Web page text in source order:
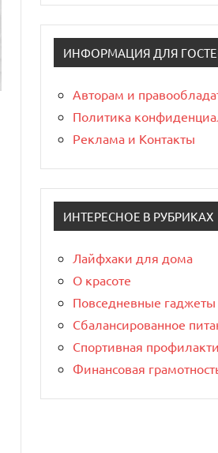
ИНФОРМАЦИЯ ДЛЯ
Авторам и
Политика
Реклама и Контакты
ИНТЕРЕСНОЕ В РУБРИКАХ
Лайфхаки для дома
О красоте
Повседневные гаджеты
Сбалансированное
Спортивная
Финансовая